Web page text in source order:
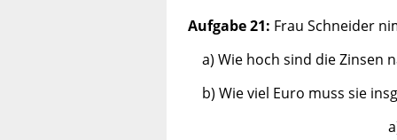
Aufgabe 21: Frau Schneider
a) Wie hoch sind die Zinsen
b) Wie viel Euro muss sie